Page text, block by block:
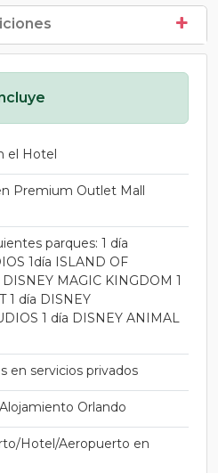
el Hotel
Premium Outlet Mall
parques: 1 día
1día ISLAND OF
MAGIC KINGDOM 1
1 día DISNEY
1 día DISNEY ANIMAL
en servicios privados
Orlando
Hotel/Aeropuerto en